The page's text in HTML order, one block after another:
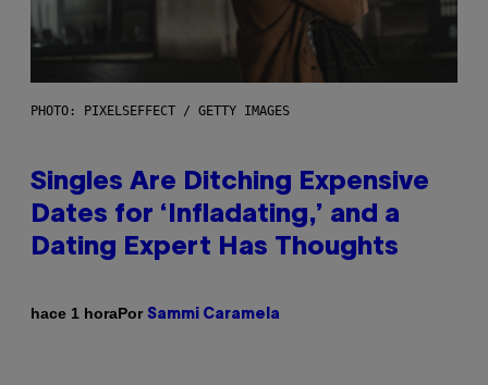
PHOTO: PIXELSEFFECT / GETTY IMAGES
Singles Are Ditching Expensive
Dates for ‘Infladating,’ and a
Dating Expert Has Thoughts
hace 1 horaPor Sammi Caramela